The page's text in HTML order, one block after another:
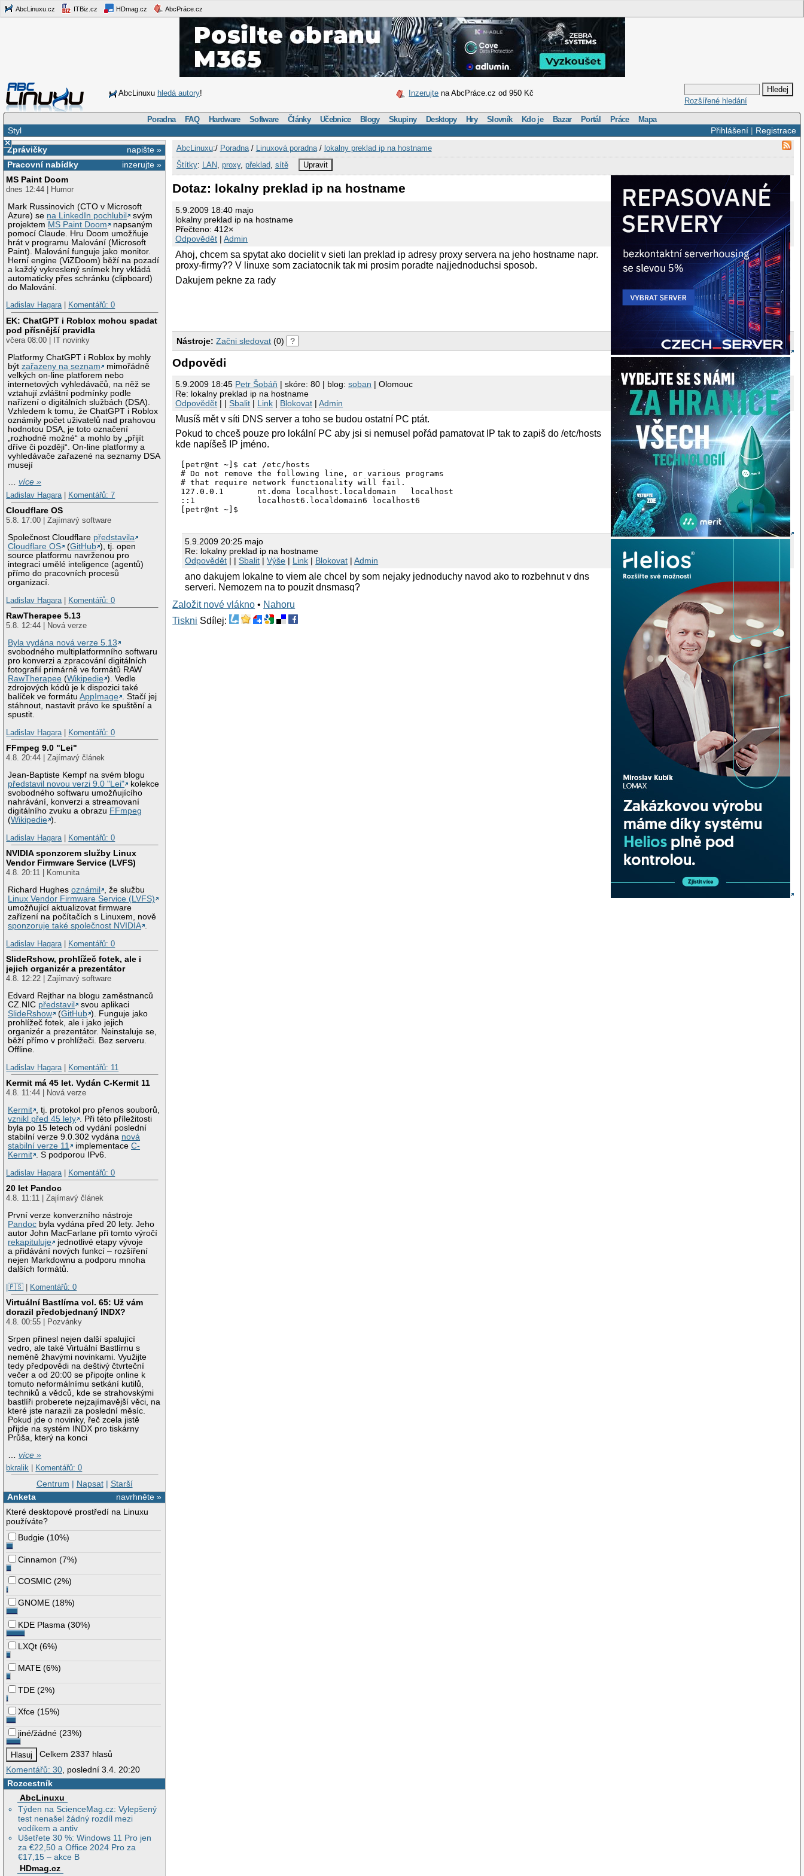
AbcLinuxu.cz ITBiz.cz HDmag.cz AbcPráce.cz
AbcLinuxu hledá autory! Inzerujte na AbcPráce.cz od 950 Kč
Rozšířené hledání
Poradna FAQ Hardware Software Články Učebnice Blogy Skupiny Desktopy Hry Slovník Kdo je Bazar Portál Práce Mapa
Přihlášení| Registrace
Styl
×
napište »
Zprávičky
inzerujte »
Pracovní nabídky
MS Paint Doom
dnes 12:44 | Humor
Mark Russinovich (CTO v Microsoft
Azure) se na LinkedIn pochlubil
svým
projektem MS Paint Doom
napsaným
pomocí Claude. Hru Doom umožňuje
hrát v programu Malování (Microsoft
Paint). Malování funguje jako monitor.
Herní engine (ViZDoom) běží na pozadí
a každý vykreslený snímek hry vkládá
automaticky přes schránku (clipboard)
do Malování.
Ladislav Hagara| Komentářů: 0
EK: ChatGPT i Roblox mohou spadat
pod přísnější pravidla
včera 08:00 | IT novinky
Platformy ChatGPT i Roblox by mohly
býtzařazeny na seznam
mimořádně
velkých on-line platforem nebo
internetových vyhledávačů, na něž se
vztahují zvláštní podmínky podle
nařízení o digitálních službách (DSA).
Vzhledem k tomu, že ChatGPT i Roblox
oznámily počet uživatelů nad prahovou
hodnotou DSA, je toto označení
„rozhodně možné“ a mohlo by „přijít
dříve či později“. On-line platformy a
vyhledávače zařazené na seznamy DSA
musejí
…více »
Ladislav Hagara
Komentářů: 7
Cloudflare OS
5.8. 17:00 | Zajímavý software
Společnost Cloudflare představila
Cloudflare OS
(GitHub ), tj. open
source platformu navrženou pro
integraci umělé inteligence (agentů)
přímo do pracovních procesů
organizací.
Ladislav Hagara
Komentářů: 0
RawTherapee 5.13
5.8. 12:44 | Nová verze
Byla vydána nová verze 5.13
svobodného multiplatformního softwaru
pro konverzi a zpracování digitálních
fotografií primárně ve formátů RAW
RawTherapee (Wikipedie ). Vedle
zdrojových kódů je k dispozici také
balíček ve formátuAppImage . Stačí jej
stáhnout, nastavit právo ke spuštění a
spustit.
Ladislav Hagara
Komentářů: 0
FFmpeg 9.0 "Lei"
4.8. 20:44 | Zajímavý článek
Jean-Baptiste Kempf na svém blogu
představil novou verzi 9.0 "Lei"
kolekce
svobodného softwaru umožňujícího
nahrávání, konverzi a streamovaní
digitálního zvuku a obrazu FFmpeg
(Wikipedie ).
Ladislav Hagara | Komentářů: 0
NVIDIA sponzorem služby Linux
Vendor Firmware Service (LVFS)
4.8. 20:11 | Komunita
Richard Hughesoznámil
, že službu
Linux Vendor Firmware Service (LVFS)
umožňující aktualizovat firmware
zařízení na počítačích s Linuxem, nově
sponzoruje také společnost NVIDIA .
Ladislav Hagara | Komentářů: 0
SlideRshow, prohlížeč fotek, ale i
jejich organizér a prezentátor
4.8. 12:22 | Zajímavý software
Edvard Rejthar na blogu zaměstnanců
CZ.NIC představil
svou aplikaci
SlideRshow
(GitHub ). Funguje jako
prohlížeč fotek, ale i jako jejich
organizér a prezentátor. Neinstaluje se,
běží přímo v prohlížeči. Bez serveru.
Offline.
Ladislav Hagara | Komentářů: 11
Kermit má 45 let. Vydán C-Kermit 11
4.8. 11:44 | Nová verze
Kermit
, tj. protokol pro přenos souborů,
vznikl před 45 lety
. Při této příležitosti
byla po 15 letech od vydání poslední
stabilní verze 9.0.302 vydána nová
stabilní verze 11
implementaceC-
Kermit
. S podporou IPv6.
Ladislav Hagara | Komentářů: 0
20 let Pandoc
4.8. 11:11 | Zajímavý článek
První verze konverzního nástroje
Pandoc byla vydána před 20 lety. Jeho
autor John MacFarlane při tomto výročí
rekapituluje
jednotlivé etapy vývoje
a přidávání nových funkcí – rozšíření
nejen Markdownu a podporu mnoha
dalších formátů.
|🇵🇸 | Komentářů: 0
Virtuální Bastlírna vol. 65: Už vám
dorazil předobjednaný INDX?
4.8. 00:55 | Pozvánky
Srpen přinesl nejen další spalující
vedro, ale také Virtuální Bastlírnu s
neméně žhavými novinkami. Využijte
tedy předpovědi na deštivý čtvrteční
večer a od 20:00 se připojte online k
tomuto neformálnímu setkání kutilů,
techniků a vědců, kde se strahovskými
bastlíři proberete nejzajímavější věci, na
které jste narazili za poslední měsíc.
Pokud jde o novinky, řeč zcela jistě
přijde na systém INDX pro tiskárny
Průša, který na konci
…více »
bkralik
Komentářů: 0
Centrum | Napsat| Starší
navrhněte »
Anketa
Které desktopové prostředí na Linuxu
používáte?
Budgie (10%)
Cinnamon (7%)
COSMIC (2%)
GNOME (18%)
KDE Plasma (30%)
LXQt (6%)
MATE (6%)
TDE (2%)
Xfce (15%)
jiné/žádné (23%)
Celkem 2337 hlasů
Komentářů: 30 , poslední 3.4. 20:20
Rozcestník
AbcLinuxu
Týden na ScienceMag.cz: Vylepšený
test nenašel žádný rozdíl mezi
vodíkem a antiv
Ušetřete 30 %: Windows 11 Pro jen
za €22,50 a Office 2024 Pro za
€17,15 – akce B
HDmag.cz
AbcLinuxu:/ Poradna/ Linuxová poradna/ lokalny preklad ip na hostname
Štítky: LAN, proxy, překlad, sítě Upravit
Dotaz: lokalny preklad ip na hostname
5.9.2009 18:40 majo
lokalny preklad ip na hostname
Přečteno: 412×
Odpovědět |Admin
Ahoj, chcem sa spytat ako docielit v sieti lan preklad ip adresy proxy servera na jeho hostname napr.
proxy-firmy?? V linuxe som zaciatocnik tak mi prosim poradte najjednoduchsi sposob.
Dakujem pekne za rady
Nástroje: Začni sledovat (0) ?
Odpovědi
5.9.2009 18:45 Petr Šobáň | skóre: 80 | blog:soban | Olomouc
Re: lokalny preklad ip na hostname
Odpovědět | |Sbalit | Link | Blokovat |Admin
Musíš mět v síti DNS server a toho se budou ostatní PC ptát.
Pokud to chceš pouze pro lokální PC aby jsi si nemusel pořád pamatovat IP tak to zapiš do /etc/hosts
kde napíšeš IP jméno.
[petr@nt ~]$ cat /etc/hosts
# Do not remove the following line, or various programs
# that require network functionality will fail.
127.0.0.1	nt.doma	localhost.localdomain	localhost
::1		localhost6.localdomain6 localhost6
5.9.2009 20:25 majo
Re: lokalny preklad ip na hostname
Odpovědět | |Sbalit |Výše | Link | Blokovat |Admin
ano dakujem lokalne to viem ale chcel by som nejaky jednoduchy navod ako to rozbehnut v dns
serveri. Nemozem na to pouzit dnsmasq?
Založit nové vlákno • Nahoru
Tiskni Sdílej: